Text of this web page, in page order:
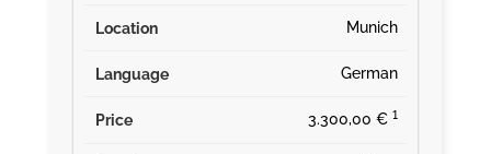
Munich
German
3.300,00 € ¹